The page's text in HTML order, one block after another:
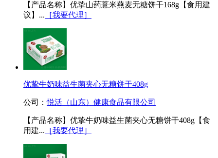
【产品名称】优挚山药薏米燕麦无糖饼干168g【食用建
议】... ［我要代理］
优挚牛奶味益生菌夹心无糖饼干408g
公司：悦活（山东）健康食品有限公司
【产品名称】优挚牛奶味益生菌夹心无糖饼干408g【食
用建... ［我要代理］